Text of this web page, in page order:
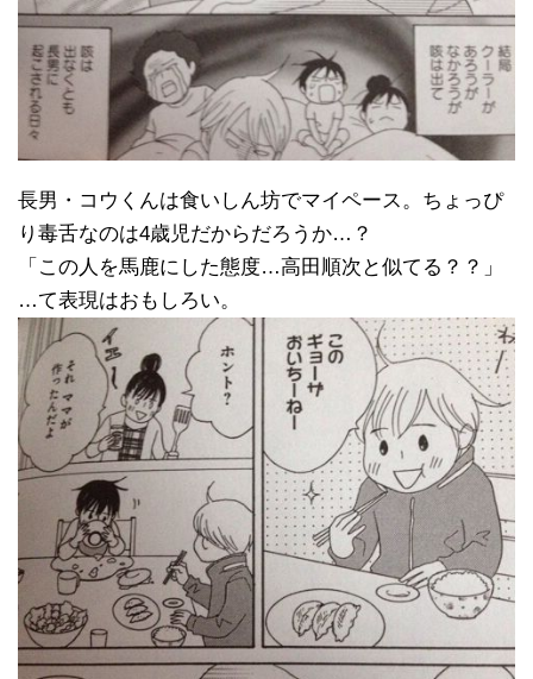
長男・コウくんは食いしん坊でマイペース。ちょっぴ
り毒舌なのは4歳児だからだろうか…？
「この人を馬鹿にした態度…高田順次と似てる？？」
…て表現はおもしろい。